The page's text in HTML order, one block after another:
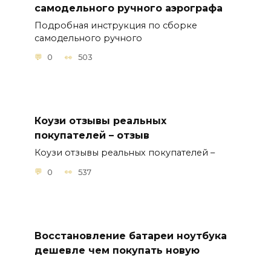
самодельного ручного аэрографа
Подробная инструкция по сборке
самодельного ручного
0 503
Коузи отзывы реальных
покупателей – отзыв
Коузи отзывы реальных покупателей –
0 537
Восстановление батареи ноутбука
дешевле чем покупать новую